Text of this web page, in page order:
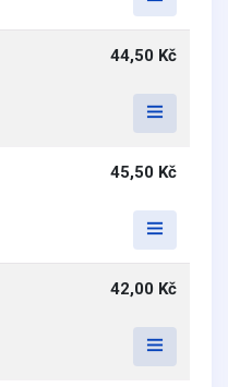
44,50 Kč
45,50 Kč
42,00 Kč